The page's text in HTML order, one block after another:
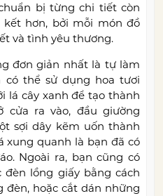
bị từng chi tiết còn
hơn, bởi mỗi món đồ
và tình yêu thương.
đơn giản nhất là tự làm
có thể sử dụng hoa tươi
lá cây xanh để tạo thành
cửa ra vào, đầu giường
sợi dây kẽm uốn thành
xung quanh là bạn đã có
Ngoài ra, bạn cũng có
lồng giấy bằng cách
hoặc cắt dán những